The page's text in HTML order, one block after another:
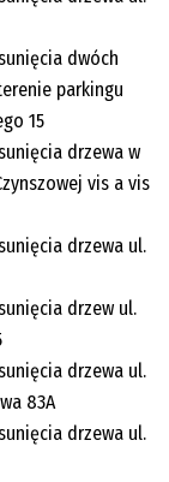
dwóch
parkingu
15
drzewa w
vis a vis
drzewa ul.
drzew ul.
drzewa ul.
83A
drzewa ul.